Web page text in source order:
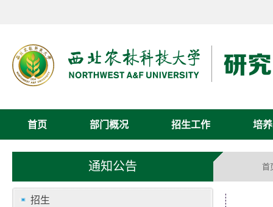
首页 部门概况 招生工作 培
通知公告 首
招生